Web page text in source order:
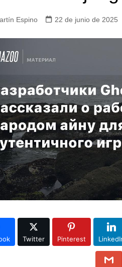
Espino 22 de junio de 2025
Twitter Pinterest